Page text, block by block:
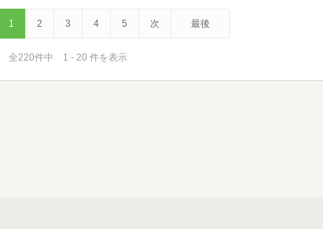
1 2 3 4 5 次 最後
全220件中 1 - 20 件を表示